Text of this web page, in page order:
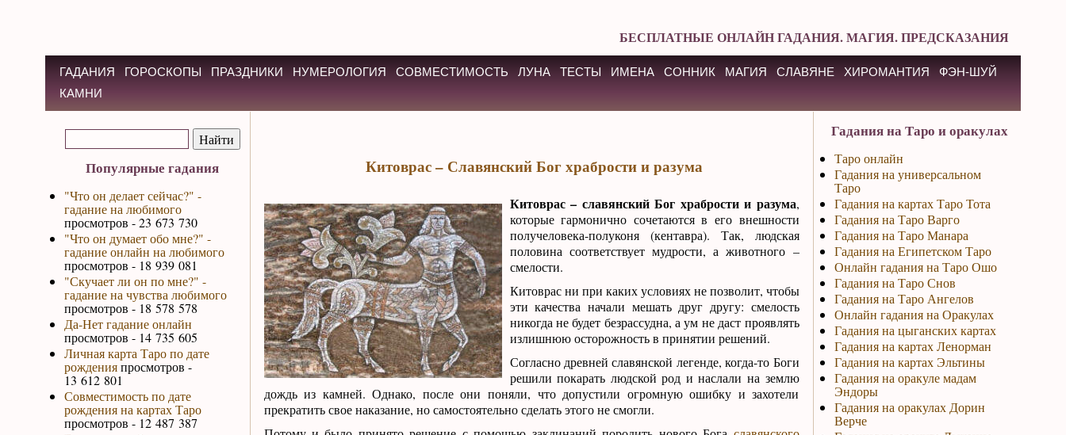
БЕСПЛАТНЫЕ ОНЛАЙН ГАДАНИЯ. МАГИЯ. ПРЕДСКАЗАНИЯ
ГАДАНИЯ ГОРОСКОПЫ ПРАЗДНИКИ НУМЕРОЛОГИЯ СОВМЕСТИМОСТЬ ЛУНА ТЕСТЫ ИМЕНА СОННИК МАГИЯ СЛАВЯНЕ ХИРОМАНТИЯ
ФЭН-ШУЙ
КАМНИ
Популярные гадания
"Что он делает сейчас?" -
гадание на любимого
просмотров - 23 673 730
"Что он думает обо мне?" -
гадание онлайн на любимого
просмотров - 18 939 081
"Скучает ли он по мне?" -
гадание на чувства любимого
просмотров - 18 578 578
Да-Нет гадание онлайн
просмотров - 14 735 605
Личная карта Таро по дате
рожденияпросмотров -
13 612 801
Совместимость по дате
рождения на картах Таро
просмотров - 12 487 387
Китоврас – Славянский Бог храбрости и разума
Китоврас – славянский Бог храбрости и разума,
которые гармонично сочетаются в его внешности
получеловека-полуконя (кентавра). Так, людская
половина соответствует мудрости, а животного –
смелости.
Китоврас ни при каких условиях не позволит, чтобы
эти качества начали мешать друг другу: смелость
никогда не будет безрассудна, а ум не даст проявлять
излишнюю осторожность в принятии решений.
Согласно древней славянской легенде, когда-то Боги
решили покарать людской род и наслали на землю
дождь из камней. Однако, после они поняли, что допустили огромную ошибку и захотели
прекратить свое наказание, но самостоятельно сделать этого не смогли.
Гадания на Таро и оракулах
Таро онлайн
Гадания на универсальном
Таро
Гадания на картах Таро Тота
Гадания на Таро Варго
Гадания на Таро Манара
Гадания на Египетском Таро
Онлайн гадания на Таро Ошо
Гадания на Таро Снов
Гадания на Таро Ангелов
Онлайн гадания на Оракулах
Гадания на цыганских картах
Гадания на картах Ленорман
Гадания на картах Эльтины
Гадания на оракуле мадам
Эндоры
Гадания на оракулах Дорин
Верче